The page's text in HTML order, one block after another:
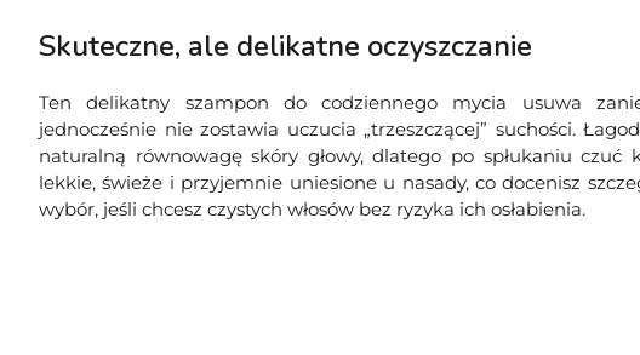
Skuteczne, ale delikatne oczyszczanie
Ten delikatny szampon do codziennego mycia usuwa
jednocześnie nie zostawia uczucia „trzeszczącej” suchości.
naturalną równowagę skóry głowy, dlatego po spłukaniu czuć
lekkie, świeże i przyjemnie uniesione u nasady, co docenisz
wybór, jeśli chcesz czystych włosów bez ryzyka ich osłabienia.